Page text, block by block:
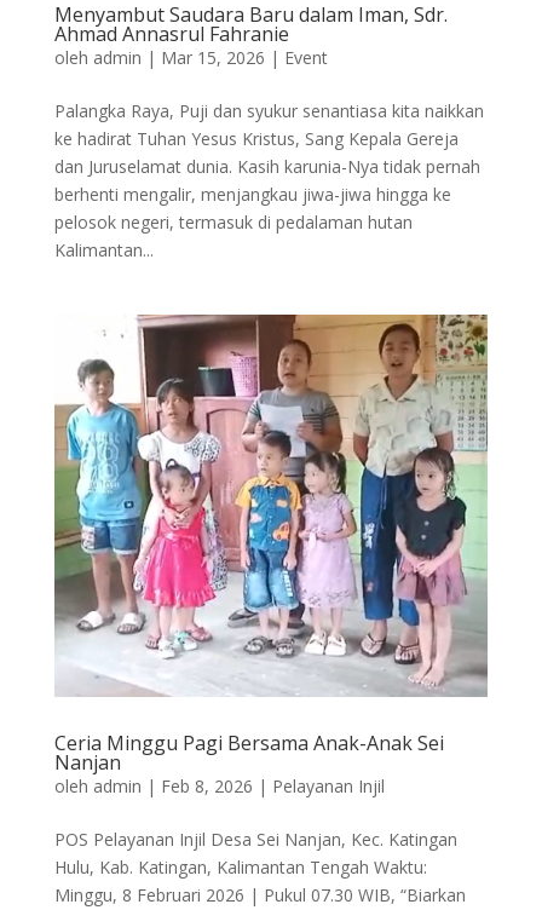
Menyambut Saudara Baru dalam Iman, Sdr.
Ahmad Annasrul Fahranie
oleh admin | Mar 15, 2026 | Event
Palangka Raya, Puji dan syukur senantiasa kita naikkan
ke hadirat Tuhan Yesus Kristus, Sang Kepala Gereja
dan Juruselamat dunia. Kasih karunia-Nya tidak pernah
berhenti mengalir, menjangkau jiwa-jiwa hingga ke
pelosok negeri, termasuk di pedalaman hutan
Kalimantan...
Ceria Minggu Pagi Bersama Anak-Anak Sei
Nanjan
oleh admin | Feb 8, 2026 | Pelayanan Injil
POS Pelayanan Injil Desa Sei Nanjan, Kec. Katingan
Hulu, Kab. Katingan, Kalimantan Tengah Waktu:
Minggu, 8 Februari 2026 | Pukul 07.30 WIB, “Biarkan